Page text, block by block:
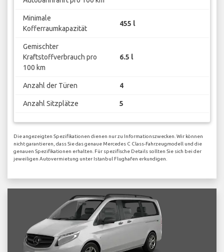
Minimale
Kofferraumkapazität
455 l
Gemischter
Kraftstoffverbrauch pro
100 km
6.5 l
Anzahl der Türen 4
Anzahl Sitzplätze 5
Die angezeigten Spezifikationen dienen nur zu Informationszwecken. Wir können
nicht garantieren, dass Sie das genaue Mercedes C Class-Fahrzeugmodell und die
genauen Spezifikationen erhalten. Für spezifische Details sollten Sie sich bei der
jeweiligen Autovermietung unter Istanbul Flughafen erkundigen.